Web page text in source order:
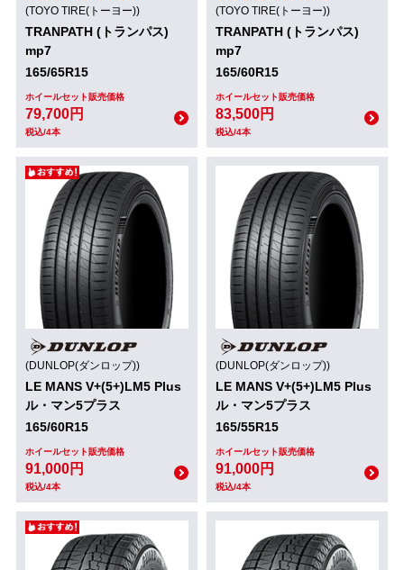
(TOYO TIRE(トーヨー))
TRANPATH (トランパス)
mp7
165/65R15
ホイールセット販売価格
79,700円
税込/4本
(TOYO TIRE(トーヨー))
TRANPATH (トランパス)
mp7
165/60R15
ホイールセット販売価格
83,500円
税込/4本
(DUNLOP(ダンロップ))
LE MANS V+(5+)LM5 Plus
ル・マン5プラス
165/60R15
ホイールセット販売価格
91,000円
税込/4本
(DUNLOP(ダンロップ))
LE MANS V+(5+)LM5 Plus
ル・マン5プラス
165/55R15
ホイールセット販売価格
91,000円
税込/4本